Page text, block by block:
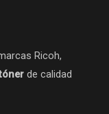
Ricoh,
de calidad